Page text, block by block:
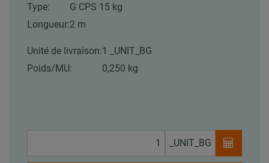
Type:
G CPS 15 kg
Longueur:2 m
Unité de livraison:1 _UNIT_BG
Poids/MU:
0,250 kg
_UNIT_BG